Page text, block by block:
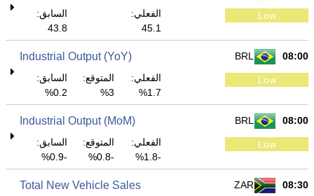
Low
الفعلي:
45.1
السابق:
43.8
08:00
BRL
Industrial Output (YoY)
Low
الفعلي:
1.7%
المتوقع:
3%
السابق:
0.2%
08:00
BRL
Industrial Output (MoM)
Low
الفعلي:
-1.8%
المتوقع:
-0.8%
السابق:
-0.9%
08:30
ZAR
Total New Vehicle Sales